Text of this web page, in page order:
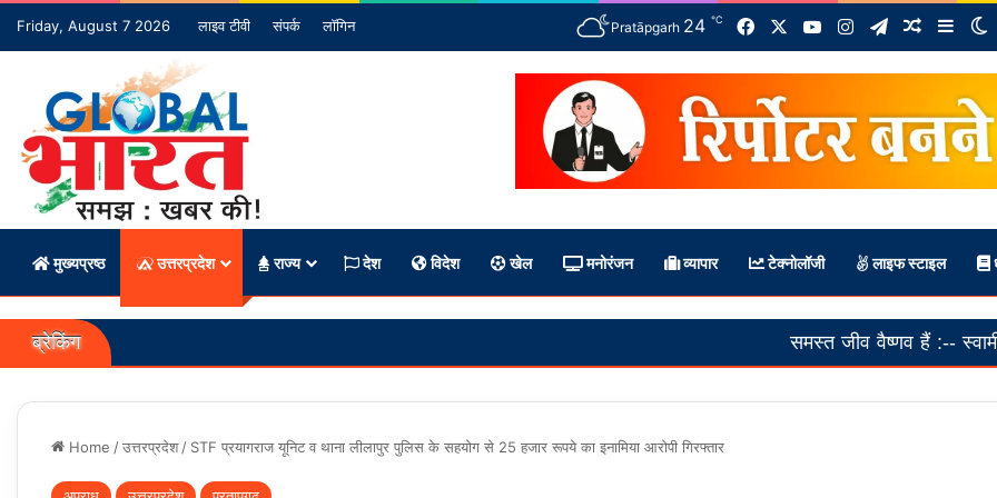
Friday, August 7 2026 लाइव टीवी संपर्क लॉगिन Pratāpgarh 24 ℃ FacebookYouTubeInstagram
TelegramRandom
मुख्यप्रष्ठ उत्तरप्रदेश राज्य देश विदेश खेल मनोरंजन व्यापार टेक्नोलॉजी लाइफ स्टाइल
ब्रेकिंग समस्त जीव वैष्णव हैं :-- स्वामी अनतांचार्य
Home /उत्तरप्रदेश / STF प्रयागराज यूनिट व थाना लीलापुर पुलिस के सहयोग से 25 हजार रूपये का इनामिया आरोपी गिरफ्तार